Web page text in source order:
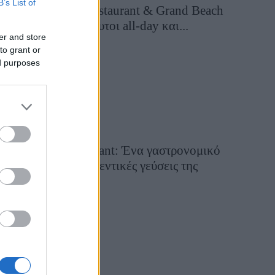
List of
and store
grant or
purposes
Grand Asia Restaurant & Grand Beach
Club: Οι απόλυτοι all-day και...
2 ημέρες πριν
Tsapis Restaurant: Ένα γαστρονομικό
ταξίδι στις αυθεντικές γεύσεις της
Σίφνου!